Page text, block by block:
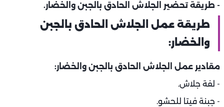
- طريقة تحضير الجلاش الحادق بالجبن والخضار.
طريقة عمل الجلاش الحادق بالجبن
والخضار:
مقادير عمل الجلاش الحادق بالجبن والخضار:
- لفة جلاش.
- جبنة فيتا للحشو.